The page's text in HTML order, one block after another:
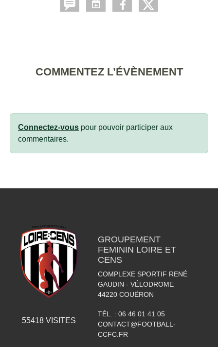
COMMENTEZ L’ÉVÈNEMENT
Connectez-vous pour pouvoir participer aux
commentaires.
55418VISITES
GROUPEMENT
FEMININ LOIRE ET
CENS
COMPLEXE SPORTIF RENÉ
GAUDIN - VÉLODROME
44220 COUËRON
TÉL. : 06 46 01 41 05
CONTACT@FOOTBALL-
CCFC.FR